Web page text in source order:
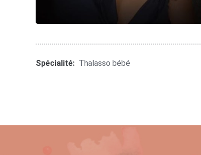
Spécialité: Thalasso bébé